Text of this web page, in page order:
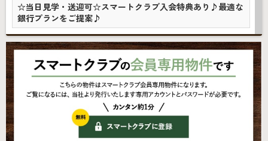
☆当日見学・送迎可☆スマートクラブ入会特典あり♪最適な
銀行プランをご提案♪